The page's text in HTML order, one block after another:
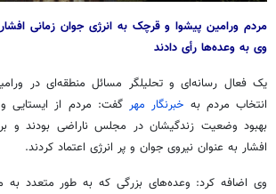
مردم ورامین پیشوا و قرچک به انرژی جوان زمانی
وی به وعده‌ها رأی دادند
یک فعال رسانه‌ای و تحلیلگر مسائل منطقه‌ای در
انتخاب مردم به خبرنگار مهر گفت: مردم از ایستایی
بهبود وضعیت زندگیشان در مجلس ناراضی بودند و
افشار به عنوان نیروی جوان و پر انرژی اعتماد کردند.
وی اضافه کرد: وعده‌های بزرگی که به طور متعدد به